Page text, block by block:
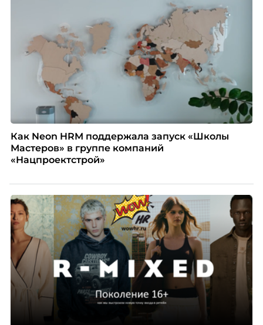
Как Neon HRM поддержала запуск «Школы
Мастеров» в группе компаний
«Нацпроектстрой»